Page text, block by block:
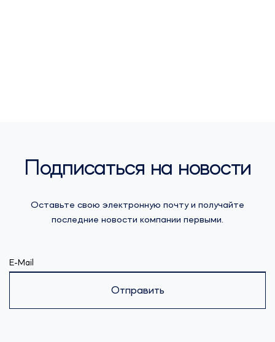
Подписаться на новости
Оставьте свою электронную почту и получайте
последние новости компании первыми.
E-Mail
Отправить